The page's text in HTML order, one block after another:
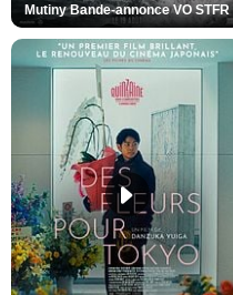
Mutiny Bande-annonce VO STFR